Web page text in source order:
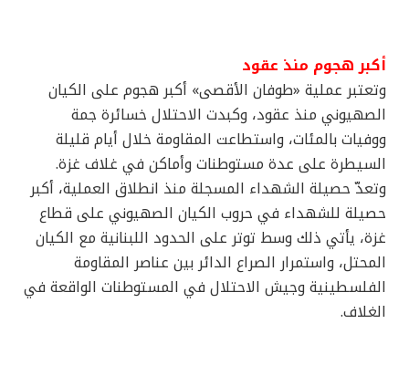
أكبر هجوم منذ عقود
وتعتبر عملية «طوفان الأقصى» أكبر هجوم على الكيان
الصهيوني منذ عقود، وكبدت الاحتلال خسائرة جمة
ووفيات بالمئات، واستطاعت المقاومة خلال أيام قليلة
السيطرة على عدة مستوطنات وأماكن في غلاف غزة.
وتعدّ حصيلة الشهداء المسجلة منذ انطلاق العملية، أكبر
حصيلة للشهداء في حروب الكيان الصهيوني على قطاع
غزة، يأتي ذلك وسط توتر على الحدود اللبنانية مع الكيان
المحتل، واستمرار الصراع الدائر بين عناصر المقاومة
الفلسطينية وجيش الاحتلال في المستوطنات الواقعة في
الغلاف.